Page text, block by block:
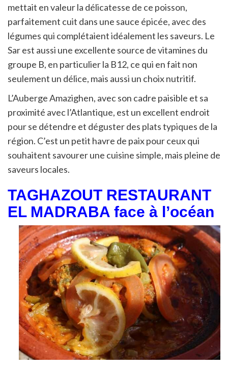
mettait en valeur la délicatesse de ce poisson,
parfaitement cuit dans une sauce épicée, avec des
légumes qui complétaient idéalement les saveurs. Le
Sar est aussi une excellente source de vitamines du
groupe B, en particulier la B12, ce qui en fait non
seulement un délice, mais aussi un choix nutritif.
L’Auberge Amazighen, avec son cadre paisible et sa
proximité avec l’Atlantique, est un excellent endroit
pour se détendre et déguster des plats typiques de la
région. C’est un petit havre de paix pour ceux qui
souhaitent savourer une cuisine simple, mais pleine de
saveurs locales.
TAGHAZOUT RESTAURANT
EL MADRABA face à l’océan